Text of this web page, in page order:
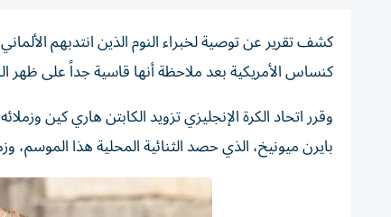
كشف تقرير عن توصية لخبراء النوم الذين انتدبهم
كنساس الأمريكية بعد ملاحظة أنها قاسية جداً على ظهر
وقرر اتحاد الكرة الإنجليزي تزويد الكابتن هاري كين
بايرن ميونيخ، الذي حصد الثنائية المحلية هذا الموسم،